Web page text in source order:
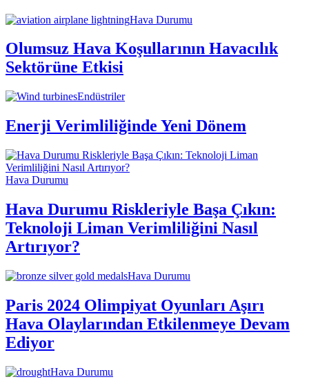
Hava Durumu
Olumsuz Hava Koşullarının Havacılık
Sektörüne Etkisi
Endüstriler
Enerji Verimliliğinde Yeni Dönem
Hava Durumu
Hava Durumu Riskleriyle Başa Çıkın:
Teknoloji Liman Verimliliğini Nasıl
Artırıyor?
Hava Durumu
Paris 2024 Olimpiyat Oyunları Aşırı
Hava Olaylarından Etkilenmeye Devam
Ediyor
Hava Durumu